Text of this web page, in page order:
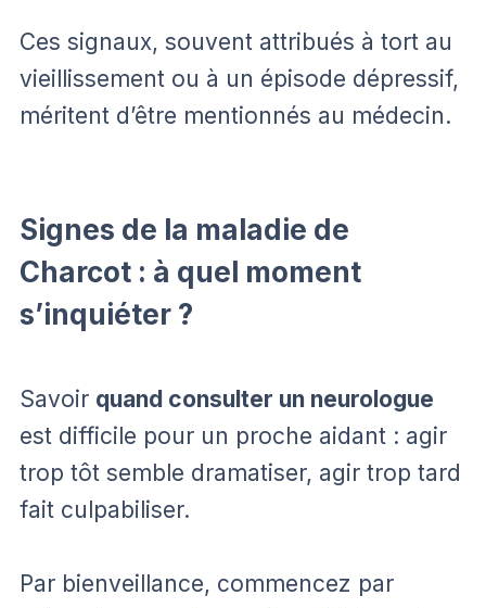
Ces signaux, souvent attribués à tort au
vieillissement ou à un épisode dépressif,
méritent d’être mentionnés au médecin.
Signes de la maladie de
Charcot : à quel moment
s’inquiéter ?
Savoir quand consulter un neurologue
est difficile pour un proche aidant : agir
trop tôt semble dramatiser, agir trop tard
fait culpabiliser.
Par bienveillance, commencez par